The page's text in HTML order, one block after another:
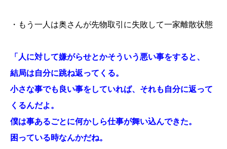
・もう一人は奥さんが先物取引に失敗して一家離散状態
「人に対して嫌がらせとかそういう悪い事をすると、
結局は自分に跳ね返ってくる。
小さな事でも良い事をしていれば、 それも自分に返って
くるんだよ。
僕は事あるごとに何かしら仕事が舞い込んできた。
困っている時なんかだね。